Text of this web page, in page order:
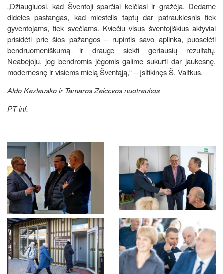
„Džiaugiuosi, kad Šventoji sparčiai keičiasi ir gražėja. Dedame
dideles pastangas, kad miestelis taptų dar patrauklesnis tiek
gyventojams, tiek svečiams. Kviečiu visus šventojiškius aktyviai
prisidėti prie šios pažangos – rūpintis savo aplinka, puoselėti
bendruomeniškumą ir drauge siekti geriausių rezultatų.
Neabejoju, jog bendromis jėgomis galime sukurti dar jaukesnę,
modernesnę ir visiems mielą Šventąją,“ – įsitikinęs Š. Vaitkus.
Aldo Kazlausko ir Tamaros Zaicevos nuotraukos
PT inf.